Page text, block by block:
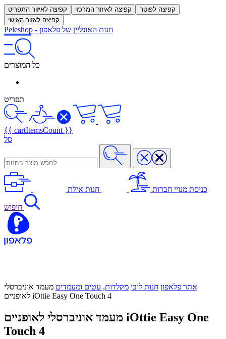
קפיצה לאיזור התפריט קפיצה לאיזור המרכזי
קפיצה לפוטר
קפיצה לאזור האישי
Peleshop - חנות האונליין של פלאפון
כל המוצרים
תפריט
{{ cartItemsCount }}
סל
כניסת מנויי חברות חנות אילת
חיפוש
אתר פלאפון חנות לובי מקלדות, עטים ומעמדים מעמד אוניברסלי
לאופניים iOttie Easy One Touch 4
מעמד אוניברסלי לאופניים iOttie Easy One
Touch 4